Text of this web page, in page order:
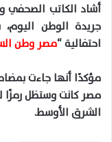
أشاد الكاتب الصحفي
جريدة الوطن
احتفالية “مصر وطن
مؤكدًا أنها جاءت
مصر كانت وستظل رمزًا
الشرق الأوسط.